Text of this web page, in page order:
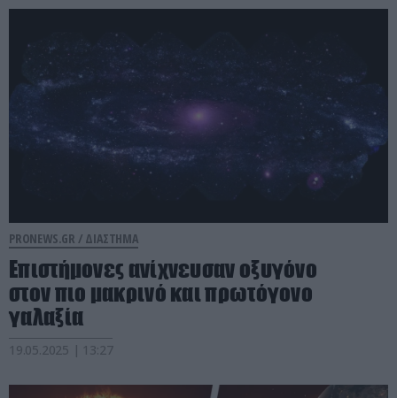
PRONEWS.GR / ΔΙΑΣΤΗΜΑ
Επιστήμονες ανίχνευσαν οξυγόνο
στον πιο μακρινό και πρωτόγονο
γαλαξία
19.05.2025 | 13:27